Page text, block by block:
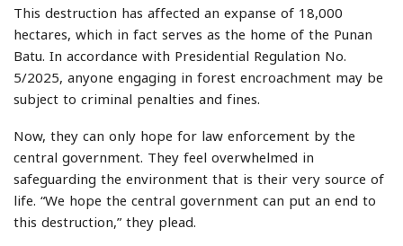
This destruction has affected an expanse of 18,000
hectares, which in fact serves as the home of the Punan
Batu. In accordance with Presidential Regulation No.
5/2025, anyone engaging in forest encroachment may be
subject to criminal penalties and fines.
Now, they can only hope for law enforcement by the
central government. They feel overwhelmed in
safeguarding the environment that is their very source of
life. “We hope the central government can put an end to
this destruction,” they plead.